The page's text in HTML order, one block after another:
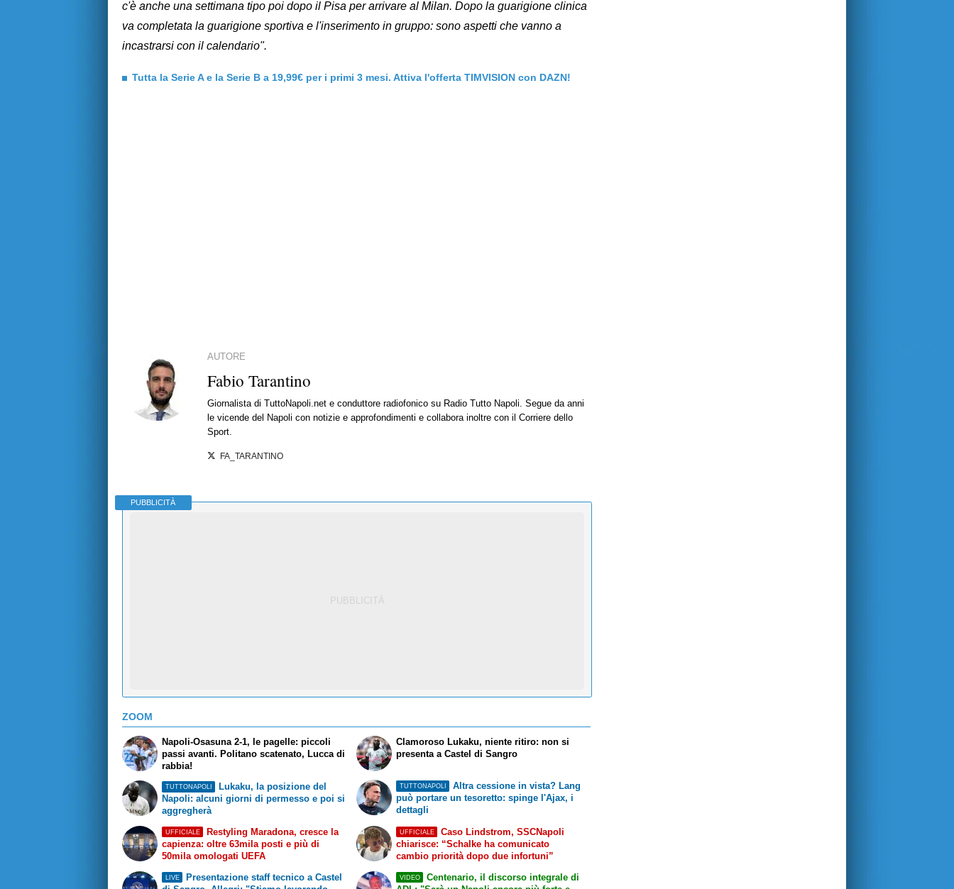
c'è anche una settimana tipo poi dopo il Pisa per arrivare al Milan. Dopo la guarigione clinica
va completata la guarigione sportiva e l'inserimento in gruppo: sono aspetti che vanno a
incastrarsi con il calendario".
Tutta la Serie A e la Serie B a 19,99€ per i primi 3 mesi. Attiva l'offerta TIMVISION con DAZN!
AUTORE
Fabio Tarantino
Giornalista di TuttoNapoli.net e conduttore radiofonico su Radio Tutto Napoli. Segue da anni
le vicende del Napoli con notizie e approfondimenti e collabora inoltre con il Corriere dello
Sport.
FA_TARANTINO
PUBBLICITÀ
ZOOM
Napoli-Osasuna 2-1, le pagelle: piccoli
passi avanti. Politano scatenato, Lucca di
rabbia!
TUTTONAPOLI
Lukaku, la posizione del
Napoli: alcuni giorni di permesso e poi si
aggregherà
Clamoroso Lukaku, niente ritiro: non si
presenta a Castel di Sangro
TUTTONAPOLI
Altra cessione in vista? Lang
può portare un tesoretto: spinge l'Ajax, i
dettagli
UFFICIALE
Restyling Maradona, cresce la
capienza: oltre 63mila posti e più di
50mila omologati UEFA
LIVE
Presentazione staff tecnico a Castel
UFFICIALE
Caso Lindstrom, SSCNapoli
chiarisce: “Schalke ha comunicato
cambio priorità dopo due infortuni”
VIDEO
Centenario, il discorso integrale di